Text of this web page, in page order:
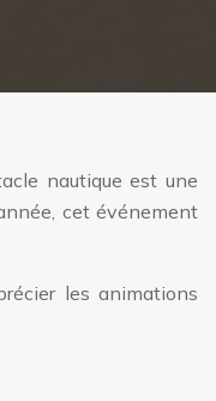
nautique est une
cet événement
les animations